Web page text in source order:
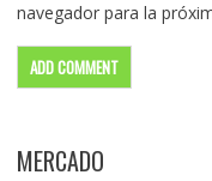
navegador para la
MERCADO